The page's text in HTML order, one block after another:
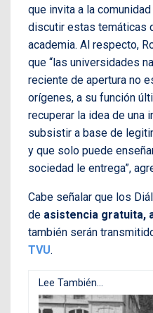
que invita a la
discutir estas temáticas
academia. Al respecto,
que “las universidades
reciente de apertura no
orígenes, a su función
recuperar la idea de una
subsistir a base de
y que solo puede
sociedad le entrega”,
Cabe señalar que los
de asistencia gratuita,
también serán
TVU.
Lee También...